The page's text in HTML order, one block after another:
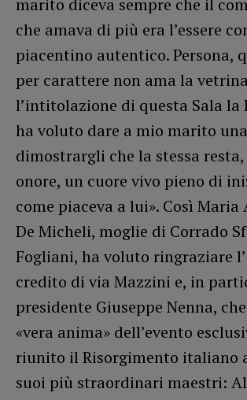
che amava di più era l’essere
piacentino autentico. Persona,
per carattere non ama la
l’intitolazione di questa Sala la
ha voluto dare a mio marito
dimostrargli che la stessa
onore, un cuore vivo pieno di
come piaceva a lui». Così
De Micheli, moglie di Corrado
Fogliani, ha voluto ringraziare
credito di via Mazzini e, in
presidente Giuseppe Nenna,
«vera anima» dell’evento
riunito il Risorgimento italiano
suoi più straordinari maestri: